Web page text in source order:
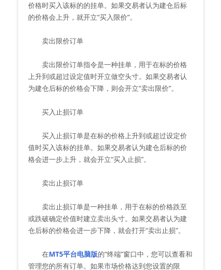
价格时买入该标的的挂单。如果交易者认为建仓后标
的价格会上升，就开立“买入限价”。
卖出限价订单
卖出限价订单指令是一种挂单，用于在标的价格
上升到或超过设定值时开立做空头寸。如果交易者认
为建仓后标的价格会下降，则会开立“卖出限价”。
买入止损订单
买入止损订单是在标的价格上升到或超过设定价
值时买入该标的挂单。如果交易者认为建仓后标的价
格会进一步上升，就会开立“买入止损”。
卖出止损订单
卖出止损订单是一种挂单，用于在标的价格跌至
或跌破确定价值时建立卖出头寸。如果交易者认为建
仓后标的价格会进一步下降，就会打开“卖出止损”。
在MT5平台电脑版的“终端”窗口中，您可以查看和
管理您的所有订单。如果市场价格达到您设置的限